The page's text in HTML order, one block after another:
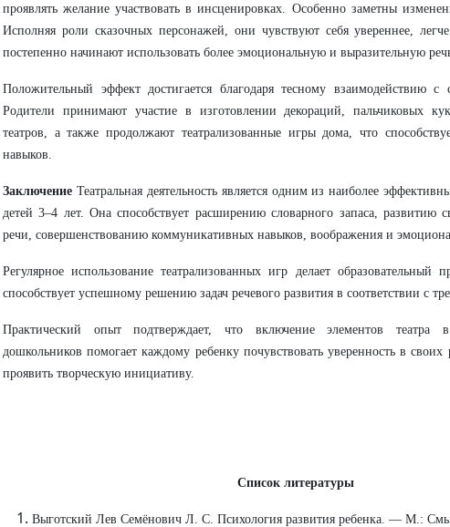
проявлять желание участвовать в инсценировках. Особенно заметны
Исполняя роли сказочных персонажей, они чувствуют себя увереннее,
постепенно начинают использовать более эмоциональную и выразительную
Положительный эффект достигается благодаря тесному взаимодействию с
Родители принимают участие в изготовлении декораций, пальчиковых
театров, а также продолжают театрализованные игры дома, что
навыков.
Заключение Театральная деятельность является одним из наиболее
детей 3–4 лет. Она способствует расширению словарного запаса, развитию
речи, совершенствованию коммуникативных навыков, воображения и
Регулярное использование театрализованных игр делает образовательный
способствует успешному решению задач речевого развития в соответствии с
Практический опыт подтверждает, что включение элементов театра
дошкольников помогает каждому ребенку почувствовать уверенность в
проявить творческую инициативу.
Список литературы
Выготский Лев Семёнович Л. С. Психология развития ребенка. — М.: